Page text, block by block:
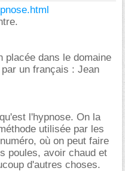
placée dans le domaine
un français : Jean
l'hypnose. On la
utilisée par les
où on peut faire
poules, avoir chaud et
d'autres choses.